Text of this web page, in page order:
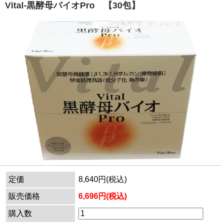
Vital-黒酵母バイオPro 【30包】
定価
8,640円(税込)
販売価格
6,696円(税込)
購入数